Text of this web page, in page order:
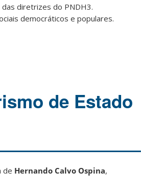
diretrizes do PNDH3.
democráticos e populares.
de Estado
de Hernando Calvo Ospina,